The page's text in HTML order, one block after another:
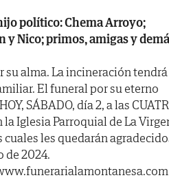
político: Chema Arroyo;
y Nico; primos, amigas y
su alma. La incineración tendrá
El funeral por su eterno
SÁBADO, día 2, a las
la Iglesia Parroquial de La
cuales les quedarán
de 2024.